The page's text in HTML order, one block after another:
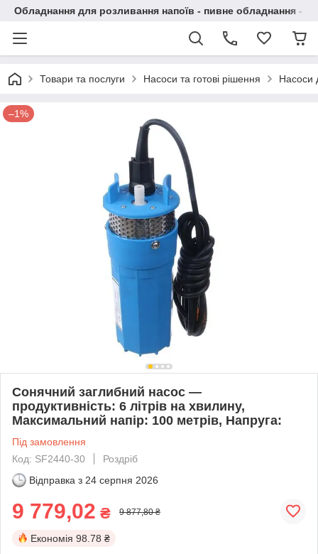
Обладнання для розливання напоїв - пивне обладнання - в
Товари та послуги Насоси та готові рішення Насоси
–1%
Сонячний заглибний насос —
продуктивність: 6 літрів на хвилину,
Максимальний напір: 100 метрів, Напруга:
Під замовлення
Код: SF2440-30
Роздріб
Відправка з 24 серпня 2026
9 779,02 ₴ 9 877,80 ₴
Економія 98.78 ₴